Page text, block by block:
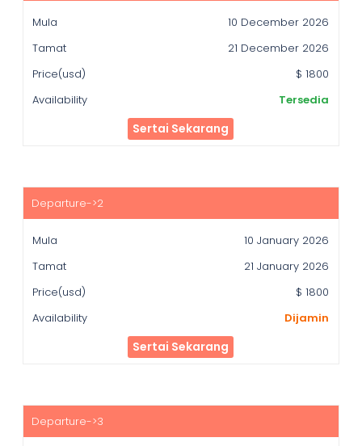
Availability
10 December 2026
21 December 2026
$ 1800
Tersedia
Sertai Sekarang
10 January 2026
21 January 2026
$ 1800
Dijamin
Sertai Sekarang